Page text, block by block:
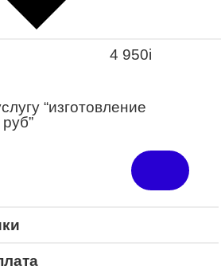
4 950i
“изготовление